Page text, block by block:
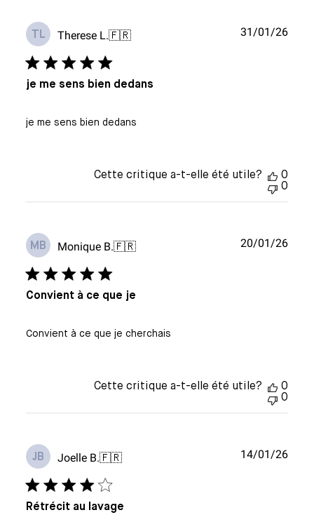
TL Therese L.🇫🇷
je me sens bien dedans
je me sens bien dedans
Date
31/01/26
Cette critique a-t-elle été utile?
0
0
MB Monique B.🇫🇷
Convient à ce que je
Convient à ce que je cherchais
Date
20/01/26
Cette critique a-t-elle été utile?
0
0
JB Joelle B.🇫🇷
Rétrécit au lavage
Date
14/01/26